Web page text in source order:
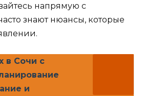
напрямую с
знают нюансы, которые
в Сочи с
и